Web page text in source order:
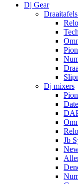
Dj Gear
Dj mixers
Jb